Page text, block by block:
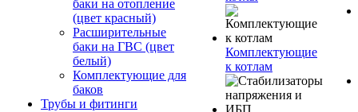
баки на отопление
(цвет красный)
Расширительные
баки на ГВС (цвет
белый)
Комплектующие для
баков
Трубы и фитинги
Комплектующие
к котлам